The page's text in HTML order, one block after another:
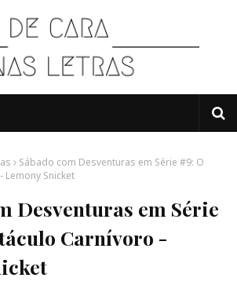
Sábado com Desventuras em Série #9: O
Lemony Snicket
Desventuras em Série
Carnívoro -